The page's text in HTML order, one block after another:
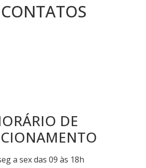
DE
a sex das 09 às 18h